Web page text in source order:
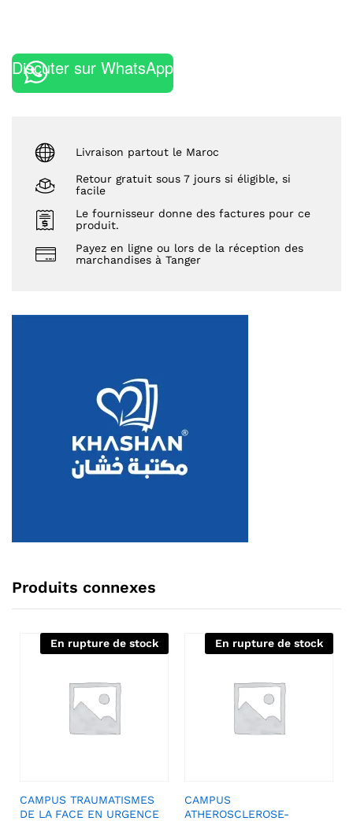
Discuter sur WhatsApp
Livraison partout le Maroc
Retour gratuit sous 7 jours si éligible, si
facile
Le fournisseur donne des factures pour ce
produit.
Payez en ligne ou lors de la réception des
marchandises à Tanger
Produits connexes
En rupture de stock
CAMPUS TRAUMATISMES
DE LA FACE EN URGENCE
En rupture de stock
CAMPUS
ATHEROSCLEROSE-